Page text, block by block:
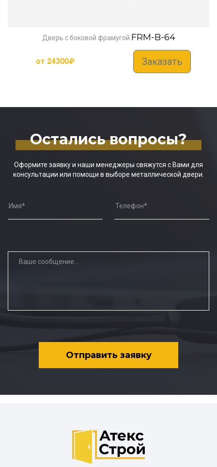
Дверь с боковой фрамугой FRM-B-64
от 24300₽ Заказать
Остались вопросы?
Оформите заявку и наши менеджеры свяжутся с Вами для
консультации или помощи в выборе металлической двери.
Отправить заявку